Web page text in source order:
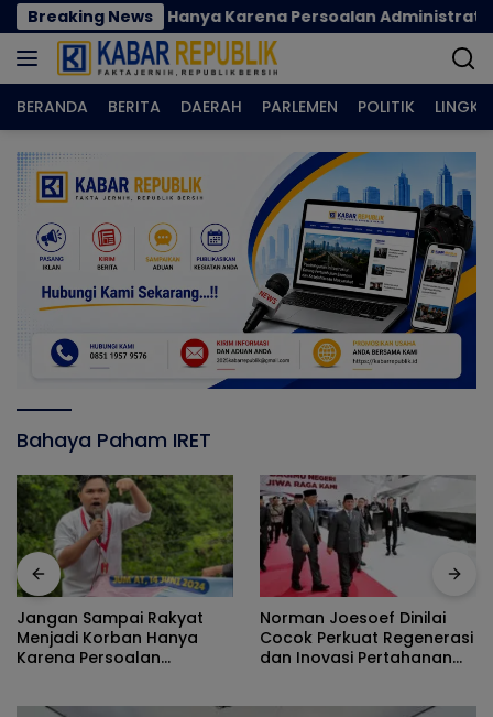
Langsung
ke
konten
Breaking News
Korban Hanya Karena Persoalan Administratif
BERANDA BERITA DAERAH PARLEMEN POLITIK
Bahaya Paham IRET
Rakyat
Hanya
Norman Joesoef Dinilai
Cocok Perkuat Regenerasi
dan Inovasi Pertahanan
Nilai
Angka